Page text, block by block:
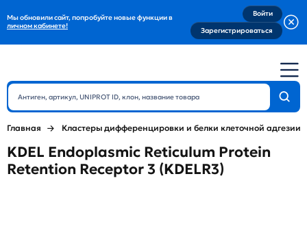
Мы обновили сайт, попробуйте новые функции в
личном кабинете!
Войти
Зарегистрироваться
Главная Кластеры дифференцировки и белки клеточной адгезии
KDEL Endoplasmic Reticulum Protein
Retention Receptor 3 (KDELR3)